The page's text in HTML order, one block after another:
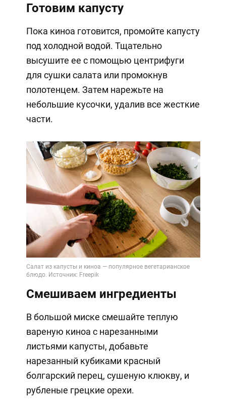
Готовим капусту
Пока киноа готовится, промойте капусту
под холодной водой. Тщательно
высушите ее с помощью центрифуги
для сушки салата или промокнув
полотенцем. Затем нарежьте на
небольшие кусочки, удалив все жесткие
части.
Смешиваем ингредиенты
В большой миске смешайте теплую
вареную киноа с нарезанными
листьями капусты, добавьте
нарезанный кубиками красный
болгарский перец, сушеную клюкву, и
рубленые грецкие орехи.